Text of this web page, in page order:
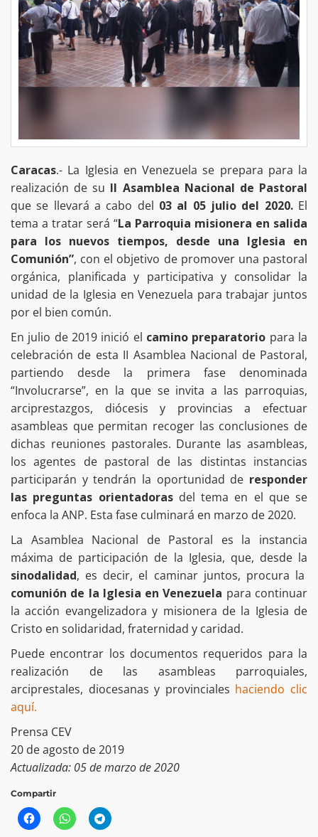
Caracas.- La Iglesia en Venezuela se prepara para la
realización de su II Asamblea Nacional de Pastoral
que se llevará a cabo del 03 al 05 julio del 2020.El
tema a tratar será “La Parroquia misionera en salida
para los nuevos tiempos, desde una Iglesia en
Comunión”, con el objetivo de promover una pastoral
orgánica, planificada y participativa y consolidar la
unidad de la Iglesia en Venezuela para trabajar juntos
por el bien común.
En julio de 2019 inició el camino preparatorio para la
celebración de esta II Asamblea Nacional de Pastoral,
partiendo desde la primera fase denominada
“Involucrarse”, en la que se invita a las parroquias,
arciprestazgos, diócesis y provincias a efectuar
asambleas que permitan recoger las conclusiones de
dichas reuniones pastorales. Durante las asambleas,
los agentes de pastoral de las distintas instancias
participarán y tendrán la oportunidad de responder
las preguntas orientadorasdel tema en el que se
enfoca la ANP. Esta fase culminará en marzo de 2020.
La Asamblea Nacional de Pastoral es la instancia
máxima de participación de la Iglesia, que, desde la
sinodalidad, es decir, el caminar juntos, procura la
comunión de la Iglesia en Venezuela para continuar
la acción evangelizadora y misionera de la Iglesia de
Cristo en solidaridad, fraternidad y caridad.
Puede encontrar los documentos requeridos para la
realización de las asambleas parroquiales,
arciprestales, diocesanas y provinciales haciendo clic
aquí.
Prensa CEV
20 de agosto de 2019
Actualizada: 05 de marzo de 2020
Compartir